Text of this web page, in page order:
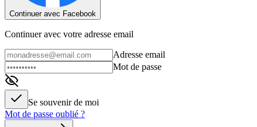
Continuer avec Facebook
Continuer avec votre adresse email
Adresse email
Mot de passe
Se souvenir de moi
Mot de passe oublié ?